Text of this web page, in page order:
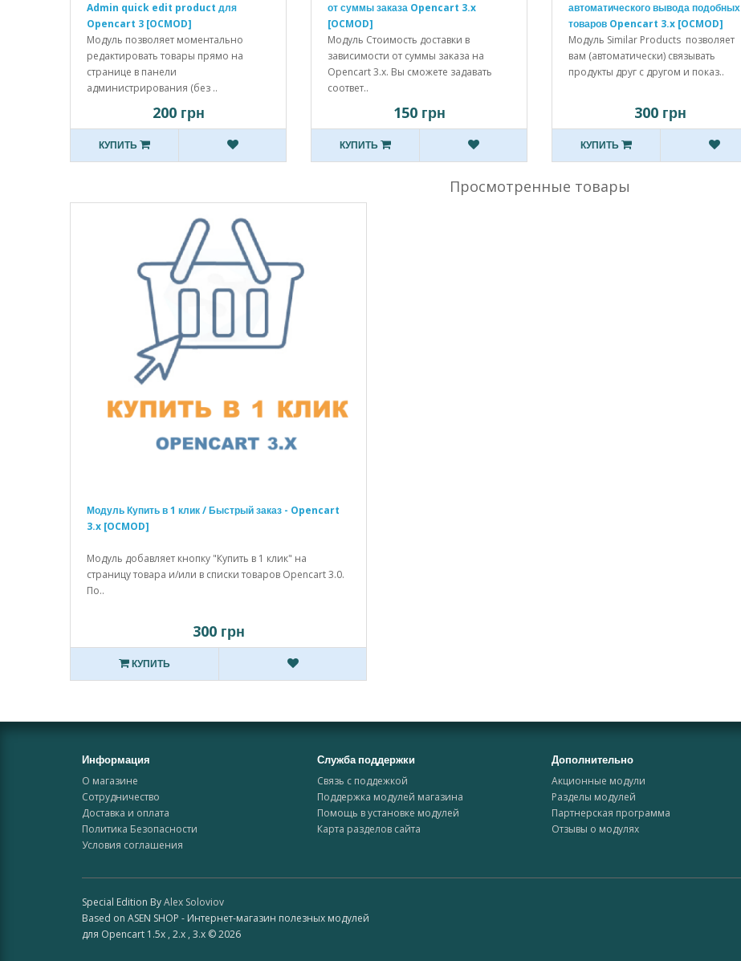
Admin quick edit product для
Opencart 3 [OCMOD]
Модуль позволяет моментально
редактировать товары прямо на
странице в панели
администрирования (без ..
200 грн
КУПИТЬ
от суммы заказа Opencart 3.x
[OCMOD]
Модуль Стоимость доставки в
зависимости от суммы заказа на
Opencart 3.x. Вы сможете задавать
соответ..
150 грн
КУПИТЬ
автоматического вывода подобных
товаров Opencart 3.x [OCMOD]
Модуль Similar Products позволяет
вам (автоматически) связывать
продукты друг с другом и показ..
300 грн
КУПИТЬ
Просмотренные товары
Модуль Купить в 1 клик / Быстрый заказ - Opencart
3.x [OCMOD]
Модуль добавляет кнопку "Купить в 1 клик" на
страницу товара и/или в списки товаров Opencart 3.0.
По..
300 грн
КУПИТЬ
Информация
О магазине
Сотрудничество
Доставка и оплата
Политика Безопасности
Условия соглашения
Служба поддержки
Связь с поддежкой
Поддержка модулей магазина
Помощь в установке модулей
Карта разделов сайта
Дополнительно
Акционные модули
Разделы модулей
Партнерская программа
Отзывы о модулях
Special Edition ByAlex Soloviov
Based on ASEN SHOP - Интернет-магазин полезных модулей
для Opencart 1.5x , 2.x , 3.x © 2026